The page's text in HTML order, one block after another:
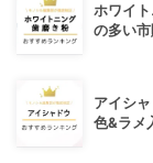
ホワイ
の多い
アイシ
色&ラメ